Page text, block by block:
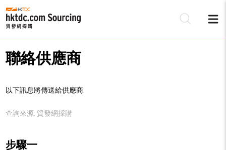
聯絡供應商
以下訊息將傳送給供應商:
查詢來源: 貿發網採購
步驟一